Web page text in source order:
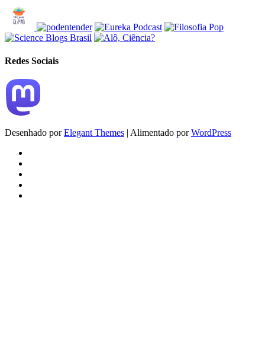
Redes Sociais
Desenhado porElegant Themes | Alimentado porWordPress